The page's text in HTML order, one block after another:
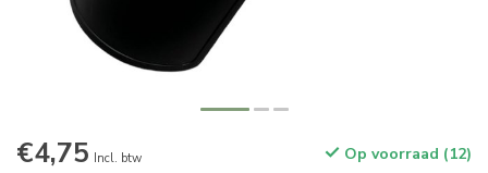
€4,75 Incl. btw Op voorraad (12)